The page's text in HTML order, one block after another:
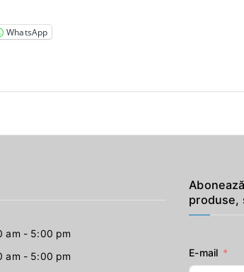
WhatsApp
am - 5:00 pm
am - 5:00 pm
produse,
E-mail